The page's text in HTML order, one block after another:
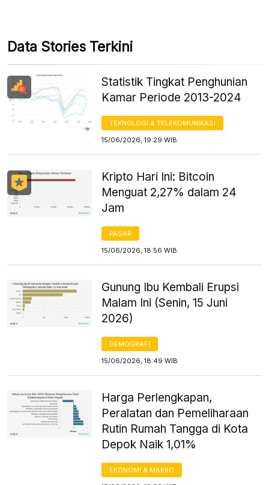
Data Stories Terkini
Statistik Tingkat Penghunian
Kamar Periode 2013-2024
TEKNOLOGI & TELEKOMUNIKASI
15/06/2026, 19:29 WIB
Kripto Hari Ini: Bitcoin
Menguat 2,27% dalam 24
Jam
PASAR
15/06/2026, 18:56 WIB
Gunung Ibu Kembali Erupsi
Malam Ini (Senin, 15 Juni
2026)
DEMOGRAFI
15/06/2026, 18:49 WIB
Harga Perlengkapan,
Peralatan dan Pemeliharaan
Rutin Rumah Tangga di Kota
Depok Naik 1,01%
EKONOMI & MAKRO